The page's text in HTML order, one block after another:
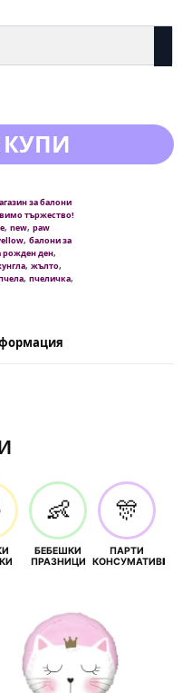
КУПИ
за балони
тържество!
, new, paw
, балони за
рожден ден,
, жълто,
, пчеличка,
👶
БЕБЕШКИ
ПРАЗНИЦИ
🎊
ПАРТИ
КОНСУМАТИВИ